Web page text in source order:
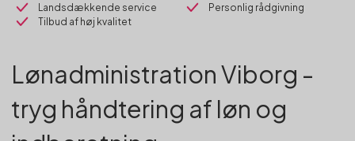
Landsdækkende service
Personlig rådgivning
Tilbud af høj kvalitet
Lønadministration Viborg -
tryg håndtering af løn og